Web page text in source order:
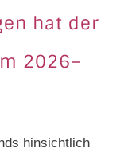
hat der
2026–
hinsichtlich